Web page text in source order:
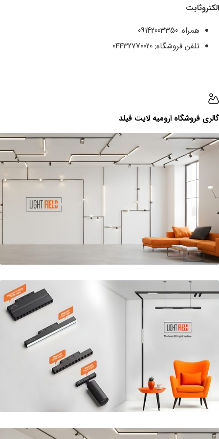
الکتروثابت
همراه: 09142003350
تلفن فروشگاه: 04432770020
گالری ‌فروشگاه ارومیه لایت فیلد